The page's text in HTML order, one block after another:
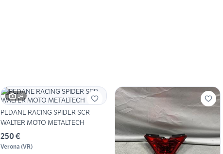
14
PEDANE RACING SPIDER SCR
WALTER MOTO METALTECH
250 €
Verona (VR)